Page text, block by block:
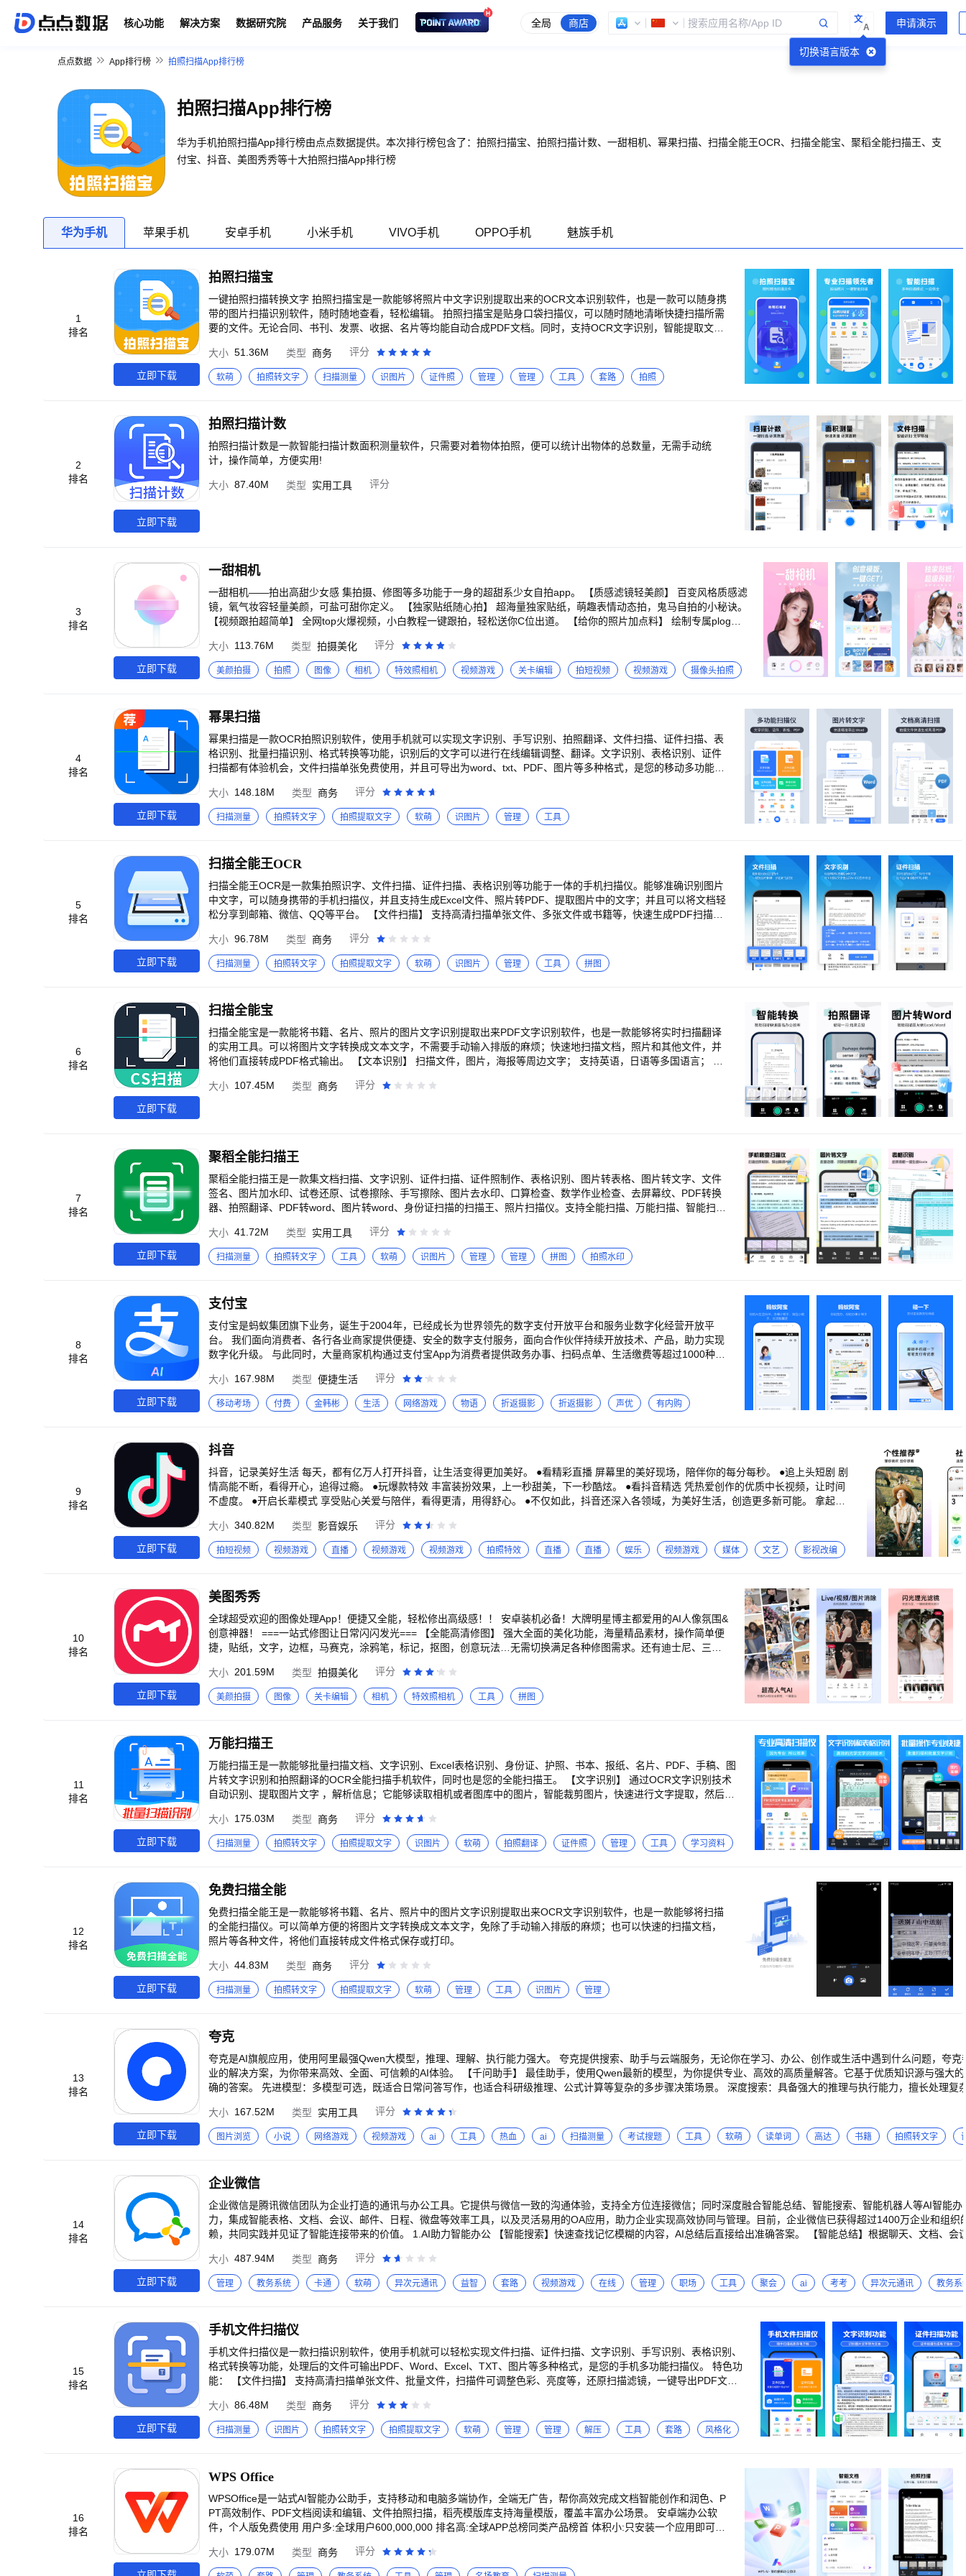
核心功能 解决方案 数据研究院 产品服务 关于我们 全局 商店
切换语言版本
文
A
点点数据 App排行榜 拍照扫描App排行榜
拍照扫描App排行榜
华为手机拍照扫描App排行榜由点点数据提供。本次排行榜包含了：拍照扫描宝、拍照扫描计数、一甜相机、幂果扫描、扫描全能王OCR、扫描全能宝、聚稻全能扫描王、支
付宝、抖音、美图秀秀等十大拍照扫描App排行榜
华为手机 苹果手机 安卓手机 小米手机 VIVO手机 OPPO手机 魅族手机
1
排名
立即下载
拍照扫描宝
一键拍照扫描转换文字 拍照扫描宝是一款能够将照片中文字识别提取出来的OCR文本识别软件，也是一款可以随身携
带的图片扫描识别软件，随时随地查看，轻松编辑。 拍照扫描宝是贴身口袋扫描仪，可以随时随地清晰快捷扫描所需
要的文件。无论合同、书刊、发票、收据、名片等均能自动合成PDF文档。同时，支持OCR文字识别，智能提取文字
支持扫描身份证、银行卡、驾驶证等证件，免除手动录入的繁琐 【多种批注工具】 支持在图片和PDF文件中灵活添加
标记，重要信息更直观 【试题、文件扫描】 试卷、作业、文件档案等相关资料，用手机拍照即可进行扫描 【票据识别
功能】 通用票据、增值税票据、火车票、机打发票等，统统都能扫描保存
大小 51.36M 类型 商务 评分
软萌 拍照转文字 扫描测量 识图片 证件照 管理 管理 工具 套路 拍照
2
排名
立即下载
拍照扫描计数
拍照扫描计数是一款智能扫描计数面积测量软件，只需要对着物体拍照，便可以统计出物体的总数量，无需手动统
计，操作简单，方便实用!
大小 87.40M 类型 实用工具 评分
3
排名
立即下载
一甜相机
一甜相机——拍出高甜少女感 集拍摄、修图等多功能于一身的超甜系少女自拍app。 【质感滤镜轻美颜】 百变风格质感滤
镜，氧气妆容轻量美颜，可盐可甜你定义。 【独家贴纸随心拍】 超海量独家贴纸，萌趣表情动态拍，鬼马自拍的小秘诀。
【视频跟拍超简单】 全网top火爆视频，小白教程一键跟拍，轻松送你C位出道。 【给你的照片加点料】 绘制专属plog涂
技术流。 【全网爆火漫画脸】 打破次元壁，走进漫画世界，让你酷变日漫女主角。 ---小可爱们交流与反馈--- QQ群：806
266466（已满）、833172347（2群） Mail：1tian@kuaishou.com 有任何问题也可以通过app-打开设置-意见反馈，一甜
小姐姐在线等你哦～
大小 113.76M 类型 拍摄美化 评分
美颜拍摄 拍照 图像 相机 特效照相机 视频游戏 关卡编辑 拍短视频 视频游戏 摄像头拍照
4
排名
立即下载
幂果扫描
幂果扫描是一款OCR拍照识别软件，使用手机就可以实现文字识别、手写识别、拍照翻译、文件扫描、证件扫描、表
格识别、批量扫描识别、格式转换等功能，识别后的文字可以进行在线编辑调整、翻译。文字识别、表格识别、证件
扫描都有体验机会，文件扫描单张免费使用，并且可导出为word、txt、PDF、图片等多种格式，是您的移动多功能扫
行编辑、复制 *智能剪裁，移除杂乱背景，自由截取文字内容或单独区域，识别结果自动分段 *支持批量扫描，识别后
可导出多种文件格式 *支持手写识别，精准提取文字 *支持多语言识别：中文、英语、日语、法语、德语、俄语、葡萄
牙语、西班牙语、意大利语 【表格识别】 *支持表格、表单识别，精确定位表格数据，智能解析表格文字，快速生成E
件，扫描件可调整色彩、亮度等 【证件扫描】 *支持身份证、银行卡、护照等各种证件识别扫描，1:1生成电子复印件
【PDF转换】 *一键完成PDF与word、excel、ppt、图片等多种文件格式的相互转换，满足不同用户群体对不同文档的
处理需求 *支持PDF加水印、PDF加密、PDF瘦身、PDF输出长图等 【拍照翻译】 *拍照扫描，即时翻译，支持多种语
言的全文互译 【文档分类】 *文字、表格、扫描件、卡片、翻译结果自动保存、智能分类，检索方便 ---使用建议--- 为
确保你能获得清晰的扫描图，请在拍照时： *保证光线充足，尽量避免抖动 *尽量使图片占满拍摄屏幕
大小 148.18M 类型 商务 评分
扫描测量 拍照转文字 拍照提取文字 软萌 识图片 管理 工具
5
排名
立即下载
扫描全能王OCR
扫描全能王OCR是一款集拍照识字、文件扫描、证件扫描、表格识别等功能于一体的手机扫描仪。能够准确识别图片
中文字，可以随身携带的手机扫描仪，并且支持生成Excel文件、照片转PDF、提取图片中的文字；并且可以将文档轻
松分享到邮箱、微信、QQ等平台。 【文件扫描】 支持高清扫描单张文件、多张文件或书籍等，快速生成PDF扫描
可自定义添加防盗用水印。 【拍照识字】 扫描识别各种文件、图片、书籍、名片等并提取想要的文字，可对识别的内
容进行编辑、复制；智能剪裁，移除杂乱背景，自由截取文字内容或单独区域，识别结果自动分段；识别结果可即时
翻译，支持多种语言的全文互译，以Word格式导出。 【表格识别】 支持表格、表单识别，智能解析表格文字，快速
全新的PDF文件。 【试卷去手写】 将试卷拍照或导入，系统自动去除试卷的手写笔迹，并可以裁剪旋转、自定义清除
笔迹和添加批注，重新生成并导出PDF格式、图片格式和Word格式。 【老照片修复】 将老照片拍照或导入，选择照
片清晰或照片上色的功能，智能修复老照片。 【扫描计数】 选择计数类型，拍摄或相册导入进行扫描计数，系统智能
识别图片中的数量，支持计算钢管、钢筋、盘扣斜杆、轮扣、方管、圆木、方木等。 【面积测量】 拍摄或相册导入进
行面积测量，在图片上拖动绘制需要测量的面积区域，输入实际边长，系统会快速、智能计算区域面积。 ---使用建议-
员:您的会员到期前24小时,华为会自动为您从签约帐户中扣费，订阅会按照订阅计划每月或每年计费。 退订说明:如需
大小 96.78M 类型 商务 评分
扫描测量 拍照转文字 拍照提取文字 软萌 识图片 管理 工具 拼图
6
排名
立即下载
扫描全能宝
扫描全能宝是一款能将书籍、名片、照片的图片文字识别提取出来PDF文字识别软件，也是一款能够将实时扫描翻译
的实用工具。可以将图片文字转换成文本文字，不需要手动输入排版的麻烦；快速地扫描文档，照片和其他文件，并
将他们直接转成PDF格式输出。 【文本识别】 扫描文件，图片，海报等周边文字； 支持英语，日语等多国语言； 扫
件编辑】 文字截取，复制编辑功能； 文字排版布局编辑； 【文档共享】 支持微信，微博，QQ或邮件，蓝牙等应用分
大小 107.45M 类型 商务 评分
7
排名
立即下载
聚稻全能扫描王
聚稻全能扫描王是一款集文档扫描、文字识别、证件扫描、证件照制作、表格识别、图片转表格、图片转文字、文件
签名、图片加水印、试卷还原、试卷擦除、手写擦除、图片去水印、口算检查、数学作业检查、去屏幕纹、PDF转换
器、拍照翻译、PDF转word、图片转word、身份证扫描的扫描王、照片扫描仪。支持全能扫描、万能扫描、智能扫
描、表格扫描等扫描功能于一体。 集pdf转换、pdf智能扫描、pdf编辑、pdf转word、pdf转excel、pdf转txt、照片转pd
f转换器、图片转pdf转换器、文件转换器-转换pdf等于一体，是文件、文档、pdf转换的全能扫描AI助手、智能扫描仪。
通过智能全能扫描，可获得word文件、excel文档、txt文档、pdf文档、微信文档、照片扫描件、会议记录扫描的高清
字，可以随身携带的手机扫描仪，并且支持生成PDF文件、照片转PDF、提取图片中的文字，全能扫描AI助手具备免
费的文字校对、翻译功能。并且可以将文档轻松分享到邮箱、微信好友、网盘等平台。 ----功能亮点---- 【手机上的智
能扫描仪】 1.手机拍文档，生成高清PDF文件和JPEG图片 2.高品质扫描，全能扫描AI助手配备先进的移动扫描技术,
自动去除杂乱背景、性能媲美现代桌面扫描仪。自动优化和模糊修正功能助力获得高质量的扫描件。 3.图片转文字支
持多种颜色模式，变灰、黑白、变亮、护眼轻松实现。支持裁剪、旋转，快速将纸质文件转为清晰的电子版 4.快速扫
据、笔记、报纸文章等。 【OCR文字识别神器】 1.准确识别图片中的文字，支持中文、英文、法语等多重语言 2.免费
校对识别后的文字，并且可以进行复制、分享，或者保存为txt文本 3.批量识别提高效率，同时识别多张图片 4.图片转
表格 【拍照翻译】 1.支持上百种语言互相翻译 2.翻译功能完全免费 3.一键导出翻译结果，还可以将翻译保存到笔记
1.手机、平板随时查看管理文档 2.轻松编辑文档 【试卷还原】 ❤通过文字扫描识别、表格扫描识别功能，可以让已经
做好的试卷、文件文档等擦除痕迹、擦除手写，擦除区域可以任意选择，是多功能的试卷扫描、试卷拍照抹除笔迹工
具。更多地方便研究生备考、公务员事业单位备考、高中考试以及各大小中学试卷的错题整理。支持手写签名批注、
涂抹擦除、水印添加等二次修订，一键生成PDF、ZIP和图片等格式。自动擦除试卷上的手写笔迹、擦除手写答案、数
学试卷、语文试卷、蜜蜂试卷、试卷清除手写笔迹，轻松搞定错题整理,试卷,语文试卷,错题打印机,试卷分析,错题,试卷
擦除,试卷还原小程序,答题卡,试卷宝，试卷扫描，错题扫描，检查作业，小猿口算，口算批改 ❤学生党、公考党、教
描合同、文件，实时发传真、邮件共享 *在校学生：随手扫描笔记、PPT、复习资料、课堂白板 *设计师：扫描保存设
大小 41.72M 类型 实用工具 评分
扫描测量 拍照转文字 工具 软萌 识图片 管理 管理 拼图 拍照水印
8
排名
立即下载
支付宝
支付宝是蚂蚁集团旗下业务，诞生于2004年，已经成长为世界领先的数字支付开放平台和服务业数字化经营开放平
台。 我们面向消费者、各行各业商家提供便捷、安全的数字支付服务，面向合作伙伴持续开放技术、产品，助力实现
数字化升级。 与此同时，大量商家机构通过支付宝App为消费者提供政务办事、扫码点单、生活缴费等超过1000种生
大小 167.98M 类型 便捷生活 评分
移动考场 付费 金韩彬 生活 网络游戏 物语 折返摄影 折返摄影 声优 有内购
9
排名
立即下载
抖音
抖音，记录美好生活 每天，都有亿万人打开抖音，让生活变得更加美好。 ●看精彩直播 屏幕里的美好现场，陪伴你的每分每秒。 ●追上头短剧 剧
情高能不断，看得开心，追得过瘾。 ●玩爆款特效 丰富装扮效果，上一秒甜美，下一秒酷炫。 ●看抖音精选 凭热爱创作的优质中长视频，让时间
不虚度。 ●开启长辈模式 享受贴心关爱与陪伴，看得更清，用得舒心。 ●不仅如此，抖音还深入各领域，为美好生活，创造更多新可能。 拿起抖
退休老人可以在直播间发挥余热，孩子们得以在线上课堂茁壮成长，公益事业也能人人可及。
大小 340.82M 类型 影音娱乐 评分
拍短视频 视频游戏 直播 视频游戏 视频游戏 拍照特效 直播 直播 娱乐 视频游戏 媒体 文艺 影视改编
10
排名
立即下载
美图秀秀
全球超受欢迎的图像处理App！便捷又全能，轻松修出高级感！！ 安卓装机必备！大牌明星博主都爱用的AI人像氛围&
创意神器！ ===一站式修图让日常闪闪发光=== 【全能高清修图】 强大全面的美化功能，海量精品素材，操作简单便
捷，贴纸，文字，边框，马赛克，涂鸦笔，标记，抠图，创意玩法…无需切换满足各种修图需求。还有迪士尼、三丽
颜。超自然生成合影，还原真实互动感。合照不求人，一键get专属合拍！ 【像素级人像美容】 「肤色美白」智能焕
白，热门肤色随心选，展现自信美丽！ 「面部重塑」智能捏脸术，重塑五官比例，雕琢立体美颜！ 「面部丰盈」体验
肌肤「零重力」，拥有丰盈上镜脸！ 「瘦脸瘦身」保护背景，自然修饰，完美比例推出来～ 「自然美妆」自然服帖的
肩、超模腿…让你从头美到脚～ 【潮流美图配方】 汇聚流行图片&视频配方，网感氛围模板快速出片。Get热门趣味P
O照趋势和创意玩法，就用好玩好看的美图配方！ 【专业滤镜调色】 专业滤镜调色工具，支持光线调整、色调分离、
HSL、曲线等细节精修，还有中国潮色&氛围感胶片等丰富滤镜风格，轻松应对人像，风景，美食，运动，萌物等不同
场景。 【日常拼图神器】 海量风格模板，照片视频都能拼~支持截图截屏智能拼接，横竖切换，无缝模式，自定义布
局等灵活自由的拼贴方式，日常快速拼图，一键高清导出！ ===真实自然高清相机=== 【高级滤镜】 实时滤镜调色，
的高清原相机，效果真实自然，还能拍实况！随心切换iPhone热门拍照机型，支持打光效果调整，实现原相机Live直
出！ 【萌拍贴纸】 动态AR，美妆滤镜、萌趣贴纸、ins潮流、互动游戏、AI变身、空间AR等海量玩法，让自拍更有
趣！ ===人人都能修视频=== 【视频美容】 视频高清人像精修，像修图一样修Live实况和视频！素颜出镜别担心，美
脸识别x自动提亮肤色。自然修复面部过曝、光线不足。昏暗环境也能拍出氛围质感大片！ 【AI绘画】 创意绘画神
器，实现绘画自由。图生图，免关键词也无需排队，驯服AI超简单！涂鸦生图，随意涂鸦秒变画作。 【AI修图】 超多
神级AI功能，智能修图不费力。AI扩图，自由扩画幅补画面；AI消除，无痕消除多余元素；AI滤镜，智能克隆电影色
调。 【AI美容】 懂你的美容助手：AI表情重塑，拯救表情尴尬；AI美发，百变发色发型，智能增发高颅顶，电子美发
更具性价比。 【AI视频】 用AI，视频处理更高效。AI动漫，真人变动漫，多种画风丝滑变身；画质修复，分辨率无损
提升；智能识别水印，无痕消除。 【AI写真】 AI生成场景妆造，轻写真、概念写真、形象照等超多风格，随时随地轻
tu.com App内反馈方式：我-设置(右上角)-帮助与反馈-意见反馈/在线咨询
大小 201.59M 类型 拍摄美化 评分
美颜拍摄 图像 关卡编辑 相机 特效照相机 工具 拼图
11
排名
立即下载
万能扫描王
万能扫描王是一款能够批量扫描文档、文字识别、Excel表格识别、身份证、护照、书本、报纸、名片、PDF、手稿、图
片转文字识别和拍照翻译的OCR全能扫描手机软件，同时也是您的全能扫描王。 【文字识别】 通过OCR文字识别技术
自动识别、提取图片文字 ，解析信息；它能够读取相机或者图库中的图片，智能裁剪图片，快速进行文字提取，然后自
效率。 【表格识别】 拍摄表格图片，经过云端智能AI技术,精确定位表格数据,智能解析表格文字,然后快速生成Excel表格
文件，下载或分享Excel表格，快捷方便，一步到位！ 【PDF转换】 集PDF转Word、Excel、PPT和office转PDF、图片
转PDF、PDF转图片、PDF合并、PDF提取、PDF页面调整于一体的PDF全能工具箱。 【拍照翻译】 它可以对拍摄的图
识别】 通过高精度自动抓取文字信息，它可对您的手写文档进行文字扫描提取，可以直接进行文字识别。 【图片盖章/签
名】 扫描文件后，可将自定义的印章和签名添加到图片上。 【扫描仪】 它可以对您的文档进行扫描和批量扫描，自动智
能裁剪图片，可进行图片保存和PDF分享；它可以当做您的移动扫描仪，扫描效果媲美千元扫描仪。 【身份证扫描】 拍
摄身份证，自动1:1适配到A4纸上，支持自定义添加水印。 【护照扫描】 拍摄护照，自动提取护照上的文字，快速排版
后返回您所需要的信息。 【文件库】 您还可以将它当做您的文件库，存储和整理您的文档，以备不时之需。 万能扫描
大小 175.03M 类型 商务 评分
扫描测量 拍照转文字 拍照提取文字 识图片 软萌 拍照翻译 证件照 管理 工具 学习资料
12
排名
立即下载
免费扫描全能
免费扫描全能王是一款能够将书籍、名片、照片中的图片文字识别提取出来OCR文字识别软件，也是一款能够将扫描
的全能扫描仪。可以简单方便的将图片文字转换成文本文字，免除了手动输入排版的麻烦；也可以快速的扫描文档，
照片等各种文件，将他们直接转成文件格式保存或打印。
大小 44.83M 类型 商务 评分
扫描测量 拍照转文字 拍照提取文字 软萌 管理 工具 识图片 管理
13
排名
立即下载
夸克
夸克是AI旗舰应用，使用阿里最强Qwen大模型，推理、理解、执行能力强大。 夸克提供搜索、助手与云端服务，无论你在学习、办公、创作或生活中遇到什么问题，夸
业的解决方案，为你带来高效、全面、可信赖的AI体验。 【千问助手】 最佳助手，使用Qwen最新的模型，为你提供专业、高效的高质量解答。它基于优质知识源与强大的推理能力，在复杂场景下也能输出权威、准
确的答案。 先进模型：多模型可选，既适合日常问答写作，也适合科研级推理、公式计算等复杂的多步骤决策场景。 深度搜索：具备强大的推理与执行能力，擅长处理复
点、转换格式。 【AI搜索】 高效检索：查资料、看资讯、找答案，夸克帮你快速找到最合适的结果。 智能理解：搜索更懂你，自动理解意图，答案更贴近问题。 AI总结：即时生成摘要，汇总重点信息，让复杂问题
一眼看懂。 结果优化：搜索结果更直观、更智能，节省时间更省心。 纯净体验：界面简洁，信息更纯净，让搜索回归本质。 【AI生产力工具】 AI写作：全体裁写作，写方案、报告、文案，都能一句话生成，逻辑流
畅自然。 拍题批改：拍题答疑，难题讲解详实准确，学习效率倍增。 夸克PPT：输入主题即可生成专业演示文档，自动排版与结构优化。 夸克扫描王：拍照识别文字与
多音色自然朗读，声音流畅真实，沉浸体验更生动。 【夸克网盘】 超大空间：6T超大空间，照片、文件安心存储。 多端同步：手机电脑随时看。 超级播放器：高清画质、AI字幕，沉浸式观影体验。 如果你在使用
产品过程中遇到了任何问题或需要我们协助，请通过以下方式联系我们，我们将尽快处理！ 反馈方式： -软件反馈：设置->意见反馈 -邮件反馈：
大小 167.52M 类型 实用工具 评分
图片浏览 小说 网络游戏 视频游戏 ai 工具 热血 ai 扫描测量 考试搜题 工具 软萌 读单词 高达 书籍 拍照转文字
14
排名
立即下载
企业微信
企业微信是腾讯微信团队为企业打造的通讯与办公工具。它提供与微信一致的沟通体验，支持全方位连接微信；同时深度融合智能总结、智能搜索、智能机器人等AI智能办
力，集成智能表格、文档、会议、邮件、日程、微盘等效率工具，以及灵活易用的OA应用，助力企业实现高效协同与管理。目前，企业微信已获得超过1400万企业和组织
赖，共同实践并见证了智能连接带来的价值。 1.AI助力智能办公 【智能搜索】快速查找记忆模糊的内容，AI总结后直接给出准确答案。 【智能总结】根据聊天、文档、会议和
与知识，方便地创建与管理。 【智能表格AI字段】批量对智能表格中的数据分类、总结、提取信息、理解图片，提升效率。 【智能服务总结】可根据成员与微信客户的服
录，用AI每周自动生成服务总结。成员在与微信客户聊天时，也可在聊天工具栏查看。 【邮件智能总结】可以使用AI自动整理分散在聊天、文档以及会议中的工作信息，
邮件内容，提升邮件撰写效率。 2.全方位连接微信 【客户联系】添加客户的微信为好友，通过单聊或群聊为客户提供服务。企业可查看并管理成员添加的微信客户，对离职成
知识等内容发表到客户的微信朋友圈，并与客户评论互动。 【微信客服】可在微信内、外各个场景接入微信客服，提供一致的咨询体验，还能邀请微信用户添加企业微信
为专属服务。 【企业名片】企业可更正式地对外介绍，在与客户的单聊、客户群、邮件、文档、会议等多场景展示，为企业及成员身份背书。 【上下游】在上下游，你可
一管理供应商、经销商等业务伙伴的联系人，快速找人沟通；使用文档、会议、日程、微盘等工具高效协作，跨企业共享应用打通业务流程。 3.内外一体的效率工具与OA应用
【智能表格】串联内外办公协作，轻松实现一张表管项目、管业务、管客户。可以收集或导入客户、项目等数据，转化成多种视图、仪表盘，随时随地了解业务数据变化。
自动同步微信上的客户，智能总结客户跟进记录，让服务更高效，管理更简单。 【文档】继承了腾讯文档丰富的编辑能力和稳定体验，还可以邀请同事、微信客户、上下
文档共同编辑查阅。 【邮件】提供了配套企业微信「一体化」的邮箱服务，写信时输入同事名或部门名即可添加为收件人，可以通过AI总结并生成邮件内容，提升邮件撰
率。 【日程】提供了高效组织会议和管理公共日历的能力，还可以邀请同事、微信客户、上下游一起参与日程。 【会议】延续了腾讯会议高清、稳定、流畅的开会体验，
成屏幕共享、电子白板、主持会控、会议录制及纪要等功能。 【微盘】灵活的权限配置和完善的企业管理能力，与同事、微信客户、上下游实时共享工作资料，安全又方
【OA应用】预设官方提供的打卡、汇报、公告、会议室、人事等灵活易用的OA应用。 【国际化支持】提供多语言支持（11种界面语言）、跨时区日程、全球加速节点（
议、直播等应用接口，帮助企业提升办公效率和管理能力。 【丰富的开放接口】开发者通过使用应用授权、身份验证、通讯录管理、客户联系、消息推送、OA、效率工具
富的接口，为企业开发和接入个性化的企业应用。 【开发者交流】依托社区提供的问答、互动、分享能力，企业内的开发者们可相互解惑、交流经验，共同进步。
大小 487.94M 类型 商务 评分
管理 教务系统 卡通 软萌 异次元通讯 益智 套路 视频游戏 在线 管理 职场 工具 聚会 ai 考考 异次元通讯 教务系
15
排名
立即下载
手机文件扫描仪
手机文件扫描仪是一款扫描识别软件，使用手机就可以轻松实现文件扫描、证件扫描、文字识别、手写识别、表格识别、
格式转换等功能，处理后的文件可输出PDF、Word、Excel、TXT、图片等多种格式，是您的手机多功能扫描仪。 特色功
能： 【文件扫描】 支持高清扫描单张文件、批量文件，扫描件可调整色彩、亮度等，还原扫描滤镜，一键导出PDF文
导出Word、TXT文件。 识别各种文件、图片、书籍等并提取想要的文字，可对识别的内容进行编辑、复制、翻译。 支持
多语言识别：中文、英语、日语、西班牙语、葡萄牙语、意大利语等。 【证件扫描】 支持身份证、银行卡、驾驶证、行
驶证、护照等多种证件扫描，1:1还原到A4纸，一键导出电子证件复印件。 【表格识别】 支持表格识别、表单识别，智能
照扫描，即时翻译，支持多种语言的全文互译。 【文件压缩和解缩】 支持解压zip、rar等文件，解压文件后可查看并分
享。 手机文件扫描仪自动续费说明 续费会员:您的会员到期前24小时,华为会自动为您从签约帐户中扣费，订阅会按照订阅
计划每月或每年计费。 退订说明:如需取消自动续费功能,请在当前订阅周期到期前至少24小时取消订阅。否则订阅将自动
续订。 退订流程:手机设置>华为帐号>付款与账单>自动续费/免密支付点击需要取消的订阅服务,确认取消后下个周期将不
大小 86.48M 类型 商务 评分
扫描测量 识图片 拍照转文字 拍照提取文字 软萌 管理 管理 解压 工具 套路 风格化
16
排名
WPS Office
WPSOffice是一站式AI智能办公助手，支持移动和电脑多端协作，全端无广告，帮你高效完成文档智能创作和润色、P
PT高效制作、PDF文档阅读和编辑、文件拍照扫描，稻壳模版库支持海量模版，覆盖丰富办公场景。 安卓端办公软
件，个人版免费使用 用户多:全球用户600,000,000 排名高:全球APP总榜同类产品榜首 体积小:只安装一个应用即可打
频会议，对同份文档进行讨论、标记重点 -多人编辑，大家一起写同一份文档 -共享文件夹，快速收集异地同事文件，
永不过期 -WPS表单，远程打卡、信息统计分析工具 WPS文字 -新建文字文档，并提供信纸、简历、合同等模板-打开
大小 179.07M 类型 商务 评分